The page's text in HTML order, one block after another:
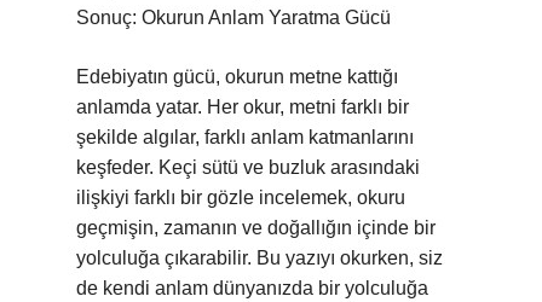
Sonuç: Okurun Anlam Yaratma Gücü
Edebiyatın gücü, okurun metne kattığı
anlamda yatar. Her okur, metni farklı bir
şekilde algılar, farklı anlam katmanlarını
keşfeder. Keçi sütü ve buzluk arasındaki
ilişkiyi farklı bir gözle incelemek, okuru
geçmişin, zamanın ve doğallığın içinde bir
yolculuğa çıkarabilir. Bu yazıyı okurken, siz
de kendi anlam dünyanızda bir yolculuğa